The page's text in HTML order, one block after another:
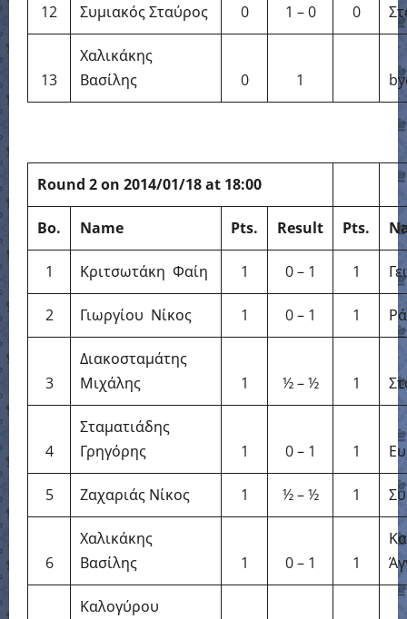
12 Συμιακός Σταύρος 0 1 – 0 0
13
Χαλικάκης
Βασίλης
0 1
Round 2 on 2014/01/18 at 18:00
Bo. Name Pts. Result Pts.
1 Κριτσωτάκη Φαίη 1 0 – 1 1
2 Γιωργίου Νίκος 1 0 – 1 1
3
Διακοσταμάτης
Μιχάλης
1 ½ – ½ 1
4
Σταματιάδης
Γρηγόρης
1 0 – 1 1
5 Ζαχαριάς Νίκος 1 ½ – ½ 1
6
Χαλικάκης
Βασίλης
1 0 – 1 1
Καλογύρου